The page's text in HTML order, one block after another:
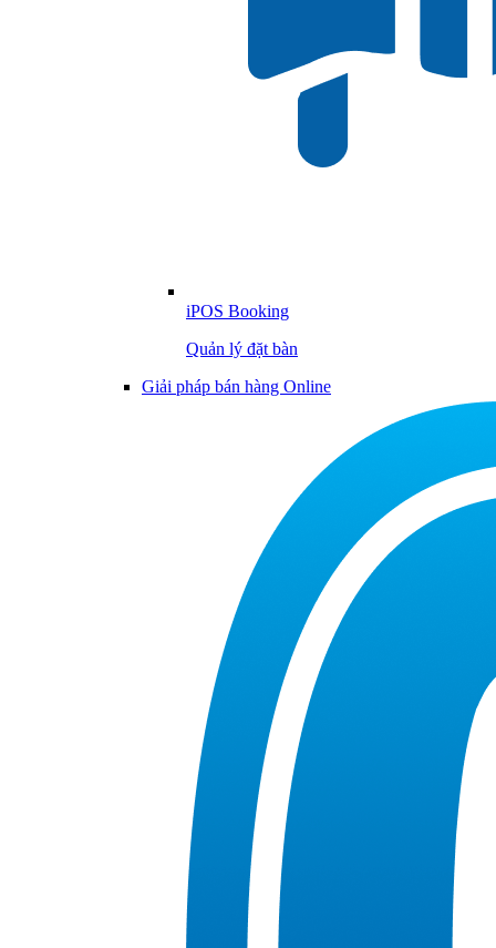
iPOS Booking
Quản lý đặt bàn
Giải pháp bán hàng Online